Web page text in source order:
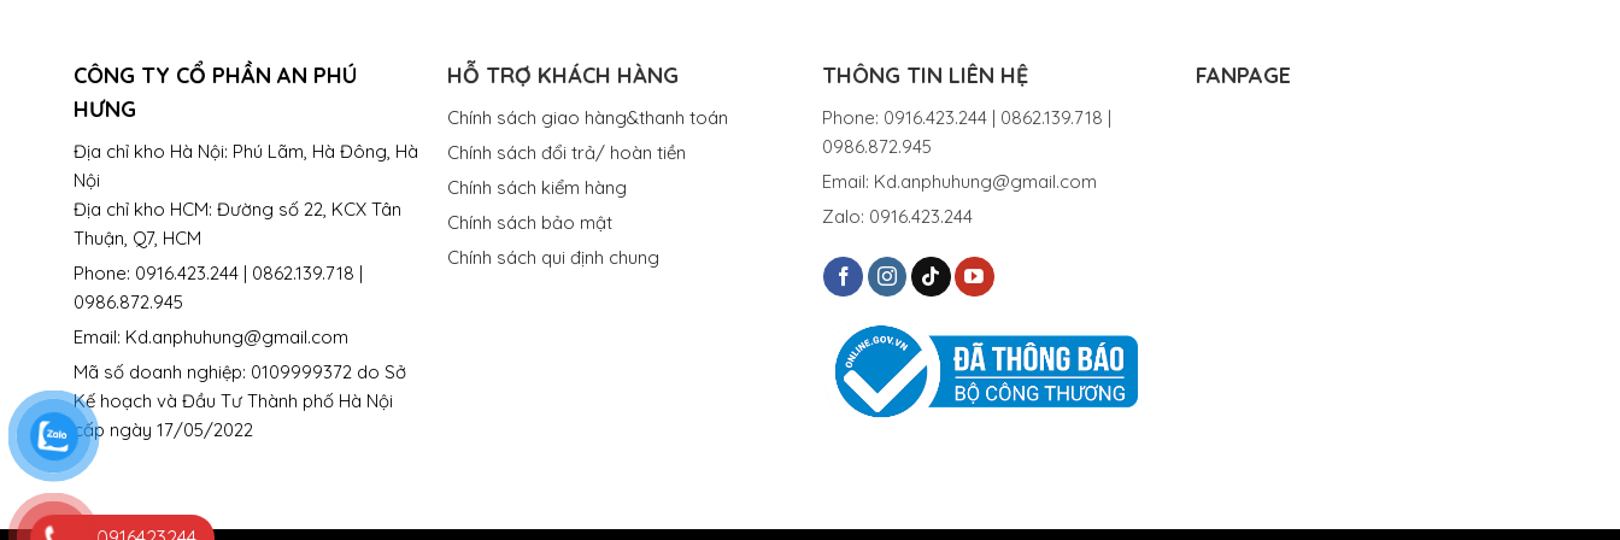
CÔNG TY CỔ PHẦN AN PHÚ
HƯNG
Địa chỉ kho Hà Nội: Phú Lãm, Hà Đông, Hà
Nội
Địa chỉ kho HCM: Đường số 22, KCX Tân
Thuận, Q7, HCM
Phone: 0916.423.244 | 0862.139.718 |
0986.872.945
Email: Kd.anphuhung@gmail.com
Mã số doanh nghiệp: 0109999372 do Sở
Kế hoạch và Đầu Tư Thành phố Hà Nội
cấp ngày 17/05/2022
HỖ TRỢ KHÁCH HÀNG
Chính sách giao hàng&thanh toán
Chính sách đổi trả/ hoàn tiền
Chính sách kiểm hàng
Chính sách bảo mật
Chính sách qui định chung
THÔNG TIN LIÊN HỆ
Phone: 0916.423.244 | 0862.139.718 |
0986.872.945
Email: Kd.anphuhung@gmail.com
Zalo: 0916.423.244
FANPAGE